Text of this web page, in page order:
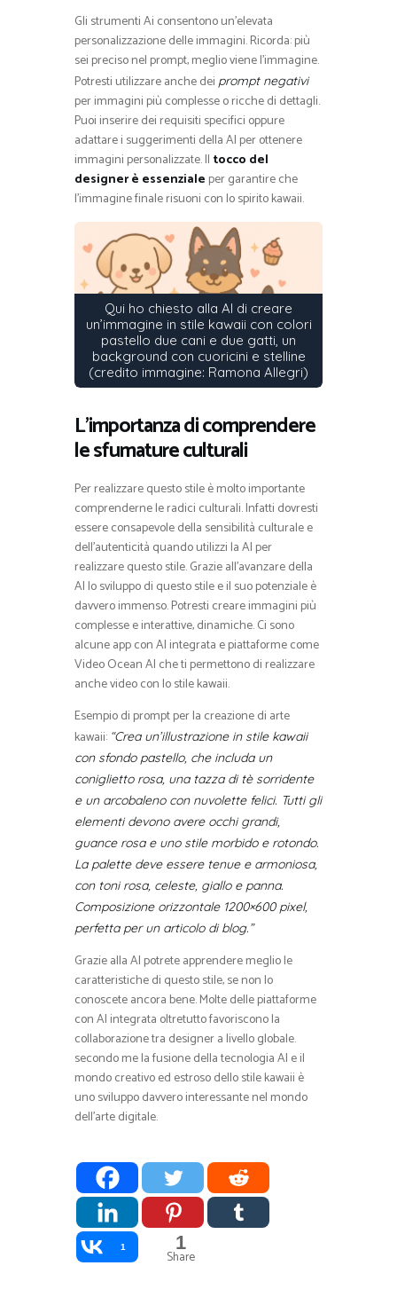
Gli strumenti Ai consentono un’elevata
personalizzazione delle immagini. Ricorda: più
sei preciso nel prompt, meglio viene l’immagine.
Potresti utilizzare anche dei prompt negativi
per immagini più complesse o ricche di dettagli.
Puoi inserire dei requisiti specifici oppure
adattare i suggerimenti della AI per ottenere
immagini personalizzate. Il tocco del
designer è essenziale per garantire che
l’immagine finale risuoni con lo spirito kawaii.
Qui ho chiesto alla AI di creare
un’immagine in stile kawaii con colori
pastello due cani e due gatti, un
background con cuoricini e stelline
(credito immagine: Ramona Allegri)
L’importanza di comprendere
le sfumature culturali
Per realizzare questo stile è molto importante
comprenderne le radici culturali. Infatti dovresti
essere consapevole della sensibilità culturale e
dell’autenticità quando utilizzi la AI per
realizzare questo stile. Grazie all’avanzare della
AI lo sviluppo di questo stile e il suo potenziale è
davvero immenso. Potresti creare immagini più
complesse e interattive, dinamiche. Ci sono
alcune app con AI integrata e piattaforme come
Video Ocean AI che ti permettono di realizzare
anche video con lo stile kawaii.
Esempio di prompt per la creazione di arte
kawaii: “Crea un’illustrazione in stile kawaii
con sfondo pastello, che includa un
coniglietto rosa, una tazza di tè sorridente
e un arcobaleno con nuvolette felici. Tutti gli
elementi devono avere occhi grandi,
guance rosa e uno stile morbido e rotondo.
La palette deve essere tenue e armoniosa,
con toni rosa, celeste, giallo e panna.
Composizione orizzontale 1200×600 pixel,
perfetta per un articolo di blog.”
Grazie alla AI potrete apprendere meglio le
caratteristiche di questo stile, se non lo
conoscete ancora bene. Molte delle piattaforme
con AI integrata oltretutto favoriscono la
collaborazione tra designer a livello globale.
secondo me la fusione della tecnologia AI e il
mondo creativo ed estroso dello stile kawaii è
uno sviluppo davvero interessante nel mondo
dell’arte digitale.
1 1
Share